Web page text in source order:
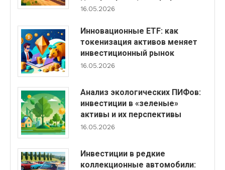
16.05.2026
Инновационные ETF: как
токенизация активов меняет
инвестиционный рынок
16.05.2026
Анализ экологических ПИФов:
инвестиции в «зеленые»
активы и их перспективы
16.05.2026
Инвестиции в редкие
коллекционные автомобили: